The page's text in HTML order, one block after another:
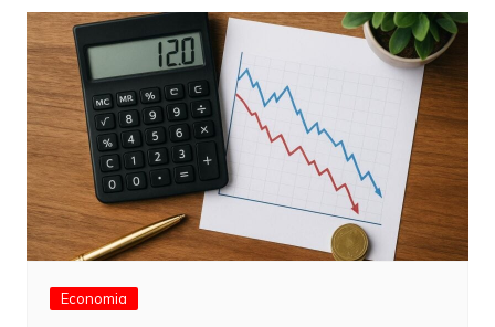
Economia